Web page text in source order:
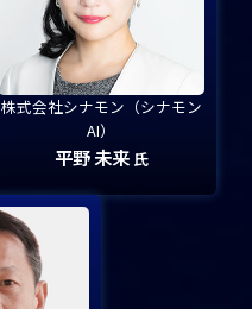
株式会社シナモン（シナモン
AI）
平野 未来氏